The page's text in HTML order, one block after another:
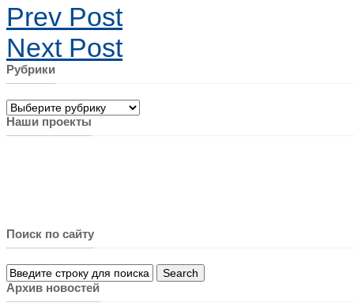
Prev Post
Next Post
Рубрики
Рубрики
Наши проекты
Поиск по сайту
Архив новостей